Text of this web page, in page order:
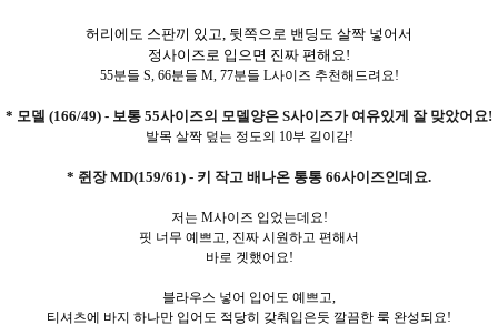
허리에도 스판끼 있고, 뒷쪽으로 밴딩도 살짝 넣어서
정사이즈로 입으면 진짜 편해요!
55분들 S, 66분들 M, 77분들 L사이즈 추천해드려요!
* 모델 (166/49) - 보통 55사이즈의 모델양은 S사이즈가 여유있게 잘 맞았어요!
발목 살짝 덮는 정도의 10부 길이감!
* 쥔장 MD(159/61) - 키 작고 배나온 통통 66사이즈인데요.
저는 M사이즈 입었는데요!
핏 너무 예쁘고, 진짜 시원하고 편해서
바로 겟했어요!
블라우스 넣어 입어도 예쁘고,
티셔츠에 바지 하나만 입어도 적당히 갖춰입은듯 깔끔한 룩 완성되요!